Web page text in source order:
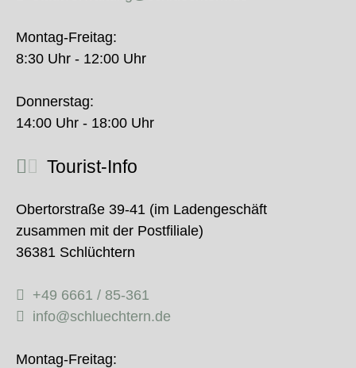
Montag-Freitag:
8:30 Uhr - 12:00 Uhr
Donnerstag:
14:00 Uhr - 18:00 Uhr
Tourist-Info
Obertorstraße 39-41 (im Ladengeschäft
zusammen mit der Postfiliale)
36381 Schlüchtern
+49 6661 / 85-361
info@schluechtern.de
Montag-Freitag: